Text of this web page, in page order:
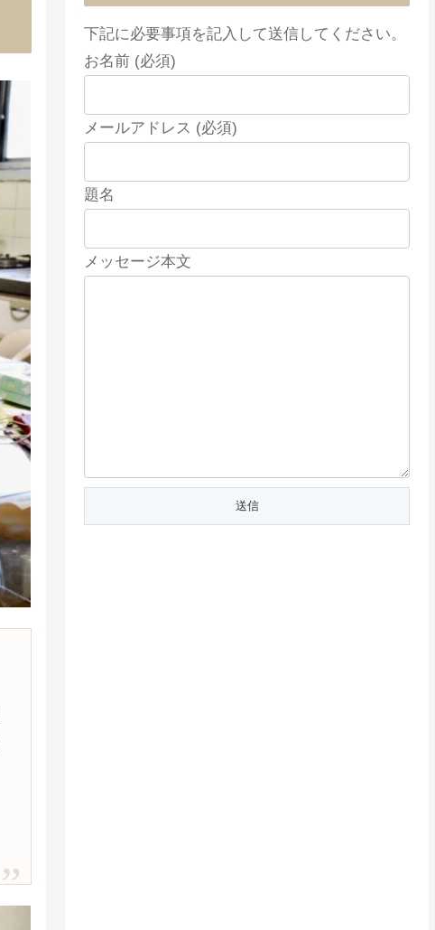
下記に必要事項を記入して送信してください。
お名前 (必須)
メールアドレス (必須)
題名
メッセージ本文